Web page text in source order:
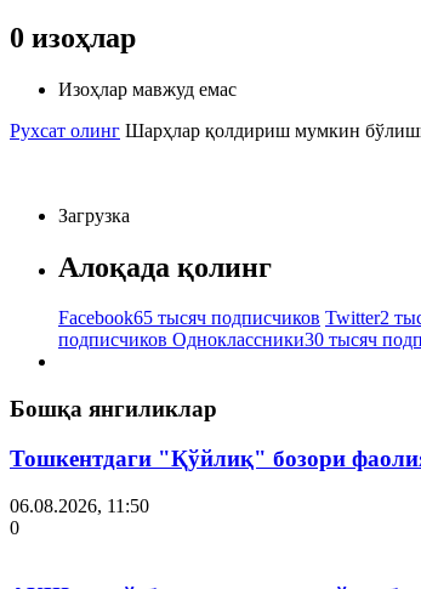
0 изоҳлар
Изоҳлар мавжуд емас
Рухсат олинг Шарҳлар қолдириш мумкин
Загрузка
Алоқада қолинг
Facebook65 тысяч подписчиков Twitter2
подписчиков Одноклассники30 тысяч
Бошқа янгиликлар
Тошкентдаги "Қўйлиқ" бозори
06.08.2026, 11:50
0